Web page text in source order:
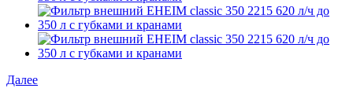
Далее